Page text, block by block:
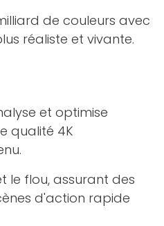
de couleurs avec
réaliste et vivante.
et optimise
qualité 4K
le flou, assurant des
d'action rapide